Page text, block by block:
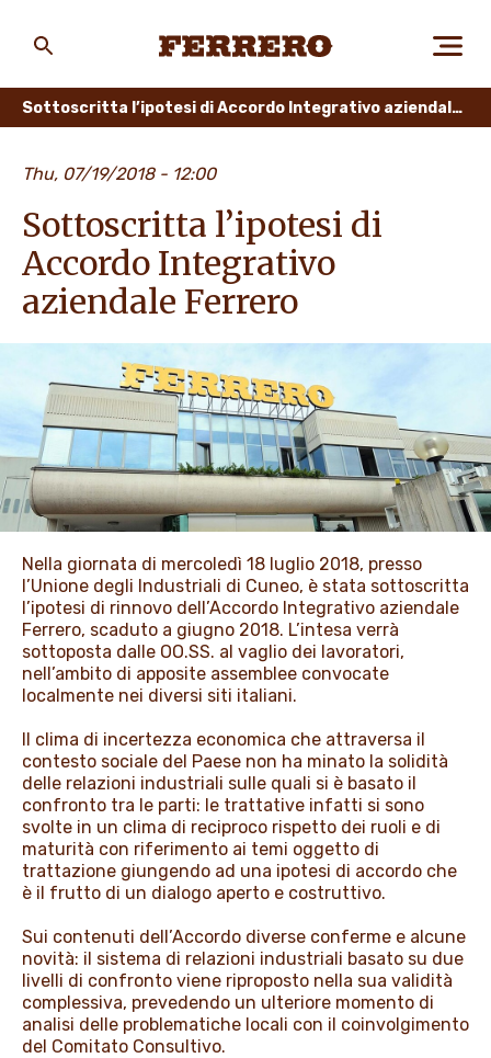
PERSONE E AMBIENTE
I NOSTRI PRODOTTI
LAVORA CON NOI
PROMOZIONI
NEWS & MEDIA
main
Sottoscritta l’ipotesi di Accordo Integrativo aziendale Ferrero
Thu, 07/19/2018 - 12:00
Sottoscritta l’ipotesi di
Accordo Integrativo
aziendale Ferrero
Nella giornata di mercoledì 18 luglio 2018, presso
l’Unione degli Industriali di Cuneo, è stata sottoscritta
l’ipotesi di rinnovo dell’Accordo Integrativo aziendale
Ferrero, scaduto a giugno 2018. L’intesa verrà
sottoposta dalle OO.SS. al vaglio dei lavoratori,
nell’ambito di apposite assemblee convocate
localmente nei diversi siti italiani.
Il clima di incertezza economica che attraversa il
contesto sociale del Paese non ha minato la solidità
delle relazioni industriali sulle quali si è basato il
confronto tra le parti: le trattative infatti si sono
svolte in un clima di reciproco rispetto dei ruoli e di
maturità con riferimento ai temi oggetto di
trattazione giungendo ad una ipotesi di accordo che
è il frutto di un dialogo aperto e costruttivo.
Sui contenuti dell’Accordo diverse conferme e alcune
novità: il sistema di relazioni industriali basato su due
livelli di confronto viene riproposto nella sua validità
complessiva, prevedendo un ulteriore momento di
analisi delle problematiche locali con il coinvolgimento
del Comitato Consultivo.